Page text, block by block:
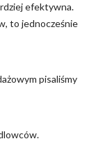
efektywna.
to jednocześnie
pisaliśmy